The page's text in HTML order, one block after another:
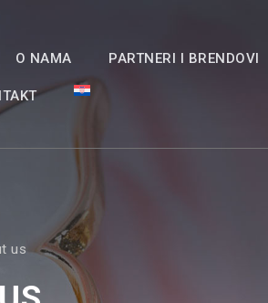
O NAMA PARTNERI I BRENDOVI
us